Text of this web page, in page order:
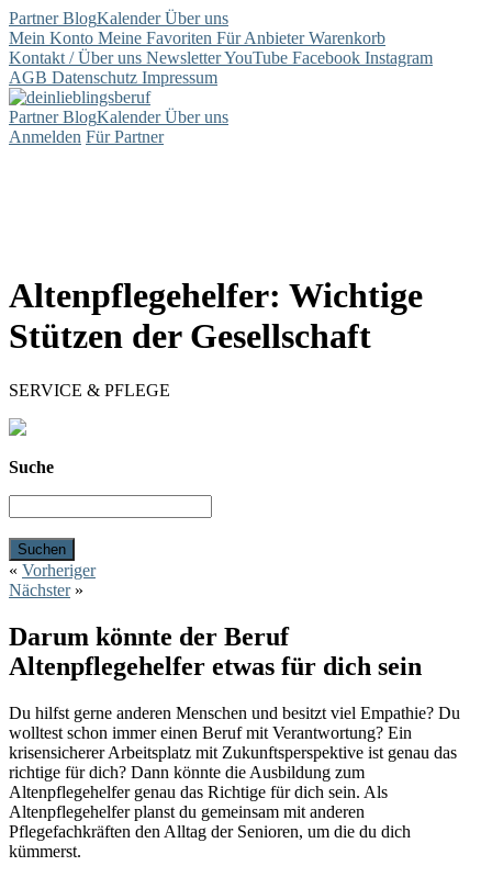
PartnerBlogKalenderÜber uns
Mein Konto Meine Favoriten Für AnbieterWarenkorb
Kontakt / Über uns NewsletterYouTube Facebook Instagram
AGB Datenschutz Impressum
PartnerBlogKalenderÜber uns
Anmelden Für Partner
Altenpflegehelfer: Wichtige
Stützen der Gesellschaft
SERVICE & PFLEGE
Suche
« Vorheriger
Nächster»
Darum könnte der Beruf
Altenpflegehelfer etwas für dich sein
Du hilfst gerne anderen Menschen und besitzt viel Empathie? Du
wolltest schon immer einen Beruf mit Verantwortung? Ein
krisensicherer Arbeitsplatz mit Zukunftsperspektive ist genau das
richtige für dich? Dann könnte die Ausbildung zum
Altenpflegehelfer genau das Richtige für dich sein. Als
Altenpflegehelfer planst du gemeinsam mit anderen
Pflegefachkräften den Alltag der Senioren, um die du dich
kümmerst.